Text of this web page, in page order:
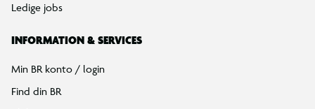
Ledige jobs
INFORMATION & SERVICES
Min BR konto / login
Find din BR